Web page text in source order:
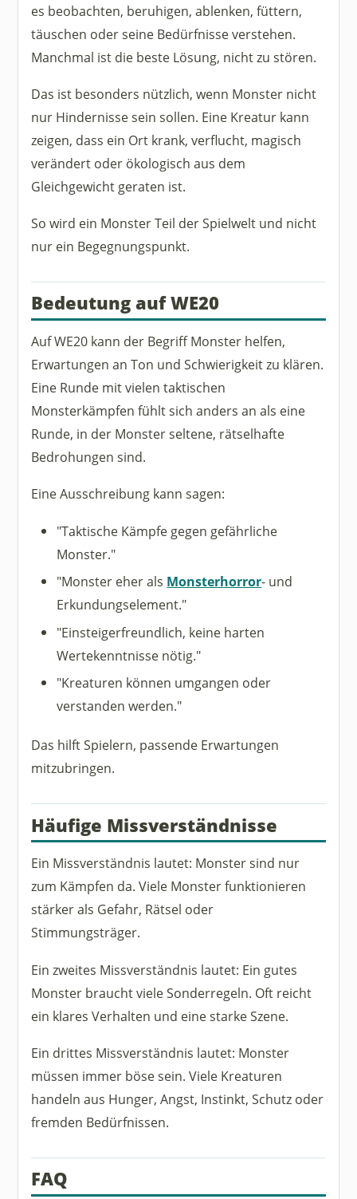
es beobachten, beruhigen, ablenken, füttern,
täuschen oder seine Bedürfnisse verstehen.
Manchmal ist die beste Lösung, nicht zu stören.
Das ist besonders nützlich, wenn Monster nicht
nur Hindernisse sein sollen. Eine Kreatur kann
zeigen, dass ein Ort krank, verflucht, magisch
verändert oder ökologisch aus dem
Gleichgewicht geraten ist.
So wird ein Monster Teil der Spielwelt und nicht
nur ein Begegnungspunkt.
Bedeutung auf WE20
Auf WE20 kann der Begriff Monster helfen,
Erwartungen an Ton und Schwierigkeit zu klären.
Eine Runde mit vielen taktischen
Monsterkämpfen fühlt sich anders an als eine
Runde, in der Monster seltene, rätselhafte
Bedrohungen sind.
Eine Ausschreibung kann sagen:
"Taktische Kämpfe gegen gefährliche
Monster."
"Monster eher als Monsterhorror- und
Erkundungselement."
"Einsteigerfreundlich, keine harten
Wertekenntnisse nötig."
"Kreaturen können umgangen oder
verstanden werden."
Das hilft Spielern, passende Erwartungen
mitzubringen.
Häufige Missverständnisse
Ein Missverständnis lautet: Monster sind nur
zum Kämpfen da. Viele Monster funktionieren
stärker als Gefahr, Rätsel oder
Stimmungsträger.
Ein zweites Missverständnis lautet: Ein gutes
Monster braucht viele Sonderregeln. Oft reicht
ein klares Verhalten und eine starke Szene.
Ein drittes Missverständnis lautet: Monster
müssen immer böse sein. Viele Kreaturen
handeln aus Hunger, Angst, Instinkt, Schutz oder
fremden Bedürfnissen.
FAQ